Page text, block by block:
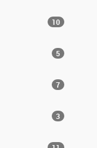
10
5
7
3